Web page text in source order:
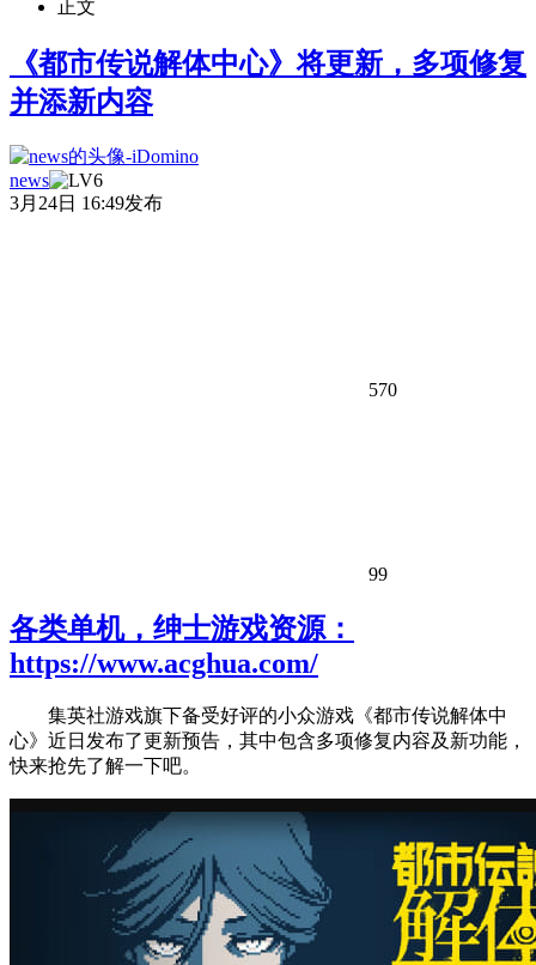
正文
《都市传说解体中心》将更新，多项修复
并添新内容
news
3月24日 16:49发布
570
99
各类单机，绅士游戏资源：
https://www.acghua.com/
集英社游戏旗下备受好评的小众游戏《都市传说解体中
心》近日发布了更新预告，其中包含多项修复内容及新功能，
快来抢先了解一下吧。